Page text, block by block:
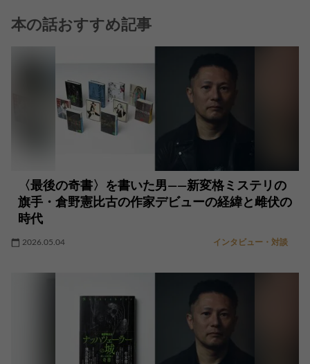
本の話おすすめ記事
〈最後の奇書〉を書いた男――新変格ミステリの
旗手・倉野憲比古の作家デビューの経緯と雌伏の
時代
2026.05.04 インタビュー・対談